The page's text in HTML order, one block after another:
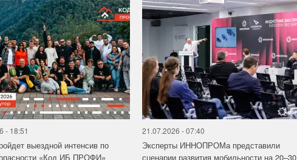
- 18:51
выездной интенсив по
«Код ИБ ПРОФИ»
21.07.2026 - 07:40
Эксперты ИННОПРОМа представили
сценарии развития мобильности на 20–30